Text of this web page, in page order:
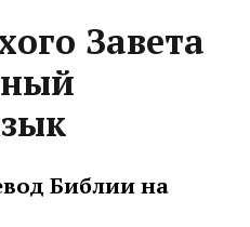
Завета
Библии на